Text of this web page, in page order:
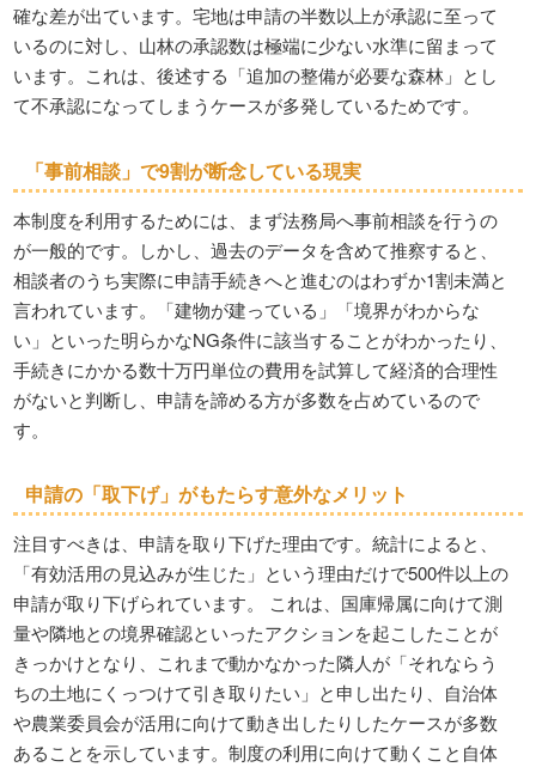
確な差が出ています。宅地は申請の半数以上が承認に至って
いるのに対し、山林の承認数は極端に少ない水準に留まって
います。これは、後述する「追加の整備が必要な森林」とし
て不承認になってしまうケースが多発しているためです。
「事前相談」で9割が断念している現実
本制度を利用するためには、まず法務局へ事前相談を行うの
が一般的です。しかし、過去のデータを含めて推察すると、
相談者のうち実際に申請手続きへと進むのはわずか1割未満と
言われています。「建物が建っている」「境界がわからな
い」といった明らかなNG条件に該当することがわかったり、
手続きにかかる数十万円単位の費用を試算して経済的合理性
がないと判断し、申請を諦める方が多数を占めているので
す。
申請の「取下げ」がもたらす意外なメリット
注目すべきは、申請を取り下げた理由です。統計によると、
「有効活用の見込みが生じた」という理由だけで500件以上の
申請が取り下げられています。 これは、国庫帰属に向けて測
量や隣地との境界確認といったアクションを起こしたことが
きっかけとなり、これまで動かなかった隣人が「それならう
ちの土地にくっつけて引き取りたい」と申し出たり、自治体
や農業委員会が活用に向けて動き出したりしたケースが多数
あることを示しています。制度の利用に向けて動くこと自体